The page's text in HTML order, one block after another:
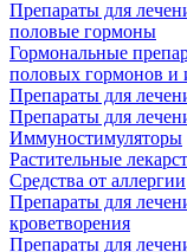
Препараты для
половые гормоны
Гормональные
половых гормонов и
Препараты для
Препараты для
Иммуностимуляторы
Растительные
Средства от аллергии
Препараты для
кроветворения
Препараты для